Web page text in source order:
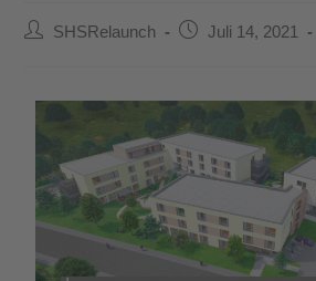
SHSRelaunch Juli 14, 2021